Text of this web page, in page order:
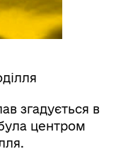
згадується в
центром